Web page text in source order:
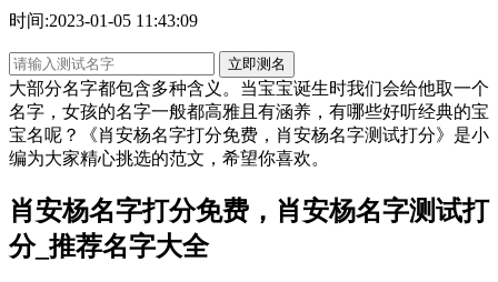
时间:2023-01-05 11:43:09
立即测名
大部分名字都包含多种含义。当宝宝诞生时我们会给他取一个
名字，女孩的名字一般都高雅且有涵养，有哪些好听经典的宝
宝名呢？《肖安杨名字打分免费，肖安杨名字测试打分》是小
编为大家精心挑选的范文，希望你喜欢。
肖安杨名字打分免费，肖安杨名字测试打
分_推荐名字大全